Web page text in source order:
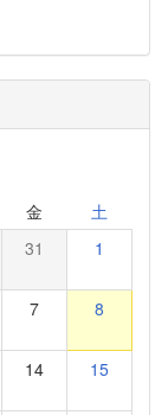
金 土
31 1
7 8
14 15